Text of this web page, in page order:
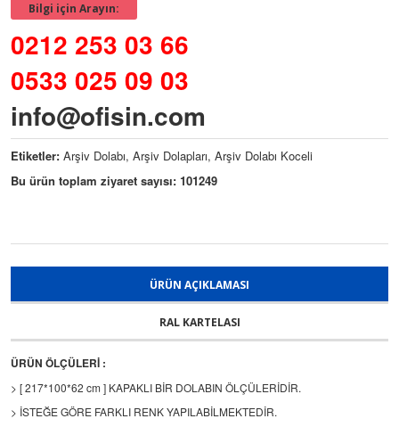
Bilgi için Arayın:
0212 253 03 66
0533 025 09 03
info@ofisin.com
Etiketler: Arşiv Dolabı, Arşiv Dolapları, Arşiv Dolabı Koceli
Bu ürün toplam ziyaret sayısı: 101249
ÜRÜN AÇIKLAMASI
RAL KARTELASI
ÜRÜN ÖLÇÜLERİ :
> [ 217*100*62 cm ] KAPAKLI BİR DOLABIN ÖLÇÜLERİDİR.
> İSTEĞE GÖRE FARKLI RENK YAPILABİLMEKTEDİR.